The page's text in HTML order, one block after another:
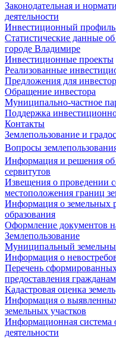
Законодательная и
деятельности
Инвестиционный профиль
Статистические данные
городе Владимире
Инвестиционные проекты
Реализованные
Предложения для
Обращение инвестора
Муниципально-частное
Поддержка
Контакты
Землепользование и
Вопросы
Информация и решения
сервитутов
Извещения о проведении
местоположения границ
Информация о земельных
образования
Оформление документов
Землепользование
Муниципальный
Информация о
Перечень
предоставления гражданам
Кадастровая оценка земель
Информация о
земельных участков
Информационная система
деятельности